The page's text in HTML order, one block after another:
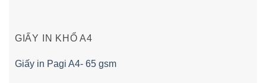
GIẤY IN KHỔ A4
Giấy in Pagi A4- 65 gsm